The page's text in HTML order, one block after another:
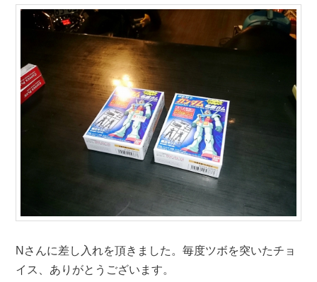
移
動
動
Nさんに差し入れを頂きました。毎度ツボを突いたチョ
イス、ありがとうございます。